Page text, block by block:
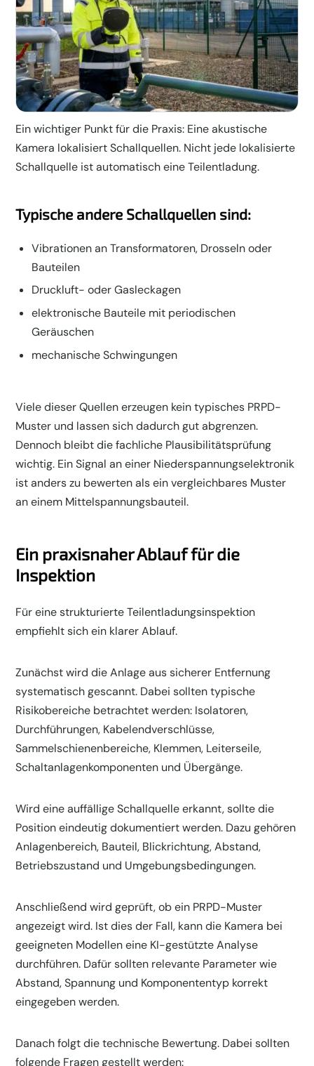
Ein wichtiger Punkt für die Praxis: Eine akustische
Kamera lokalisiert Schallquellen. Nicht jede lokalisierte
Schallquelle ist automatisch eine Teilentladung.
Typische andere Schallquellen sind:
Vibrationen an Transformatoren, Drosseln oder
Bauteilen
Druckluft- oder Gasleckagen
elektronische Bauteile mit periodischen
Geräuschen
mechanische Schwingungen
Viele dieser Quellen erzeugen kein typisches PRPD-
Muster und lassen sich dadurch gut abgrenzen.
Dennoch bleibt die fachliche Plausibilitätsprüfung
wichtig. Ein Signal an einer Niederspannungselektronik
ist anders zu bewerten als ein vergleichbares Muster
an einem Mittelspannungsbauteil.
Ein praxisnaher Ablauf für die
Inspektion
Für eine strukturierte Teilentladungsinspektion
empfiehlt sich ein klarer Ablauf.
Zunächst wird die Anlage aus sicherer Entfernung
systematisch gescannt. Dabei sollten typische
Risikobereiche betrachtet werden: Isolatoren,
Durchführungen, Kabelendverschlüsse,
Sammelschienenbereiche, Klemmen, Leiterseile,
Schaltanlagenkomponenten und Übergänge.
Wird eine auffällige Schallquelle erkannt, sollte die
Position eindeutig dokumentiert werden. Dazu gehören
Anlagenbereich, Bauteil, Blickrichtung, Abstand,
Betriebszustand und Umgebungsbedingungen.
Anschließend wird geprüft, ob ein PRPD-Muster
angezeigt wird. Ist dies der Fall, kann die Kamera bei
geeigneten Modellen eine KI-gestützte Analyse
durchführen. Dafür sollten relevante Parameter wie
Abstand, Spannung und Komponententyp korrekt
eingegeben werden.
Danach folgt die technische Bewertung. Dabei sollten
folgende Fragen gestellt werden: